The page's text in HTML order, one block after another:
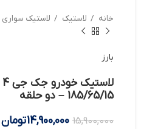
خانه لاستیک لاستیک سواری
بارز
185/65/15 – دو حلقه
15,900,000
14,900,000تومان